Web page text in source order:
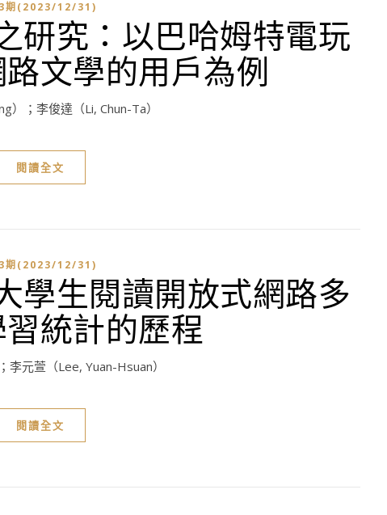
期(2023/12/31)
研究：以巴哈姆特電玩
文學的用戶為例
）；李俊達（Li, Chun-Ta）
閱讀全文
期(2023/12/31)
學生閱讀開放式網路多
統計的歷程
李元萱（Lee, Yuan-Hsuan）
閱讀全文